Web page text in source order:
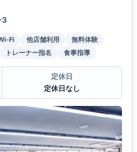
3
Fi 他店舗利用
無料体験
トレーナー指名 食事指導
定休日
定休日なし